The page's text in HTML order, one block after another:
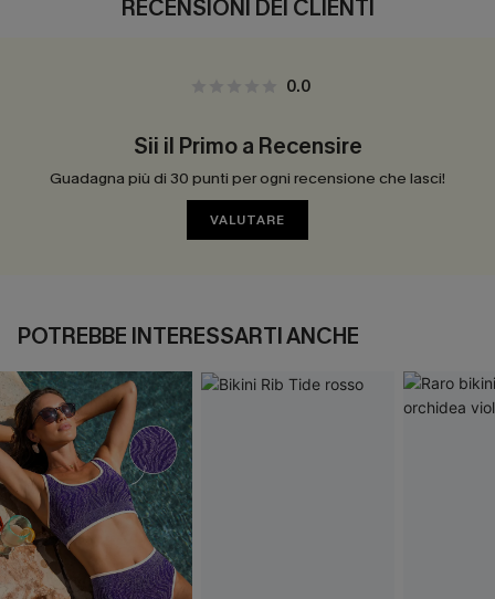
RECENSIONI DEI CLIENTI
0.0
Sii il Primo a Recensire
Guadagna più di 30 punti per ogni recensione che lasci!
VALUTARE
POTREBBE INTERESSARTI ANCHE